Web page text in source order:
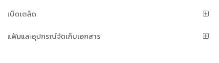
เบ็ดเตล็ด
แฟ้มและอุปกรณ์จัดเก็บเอกสาร